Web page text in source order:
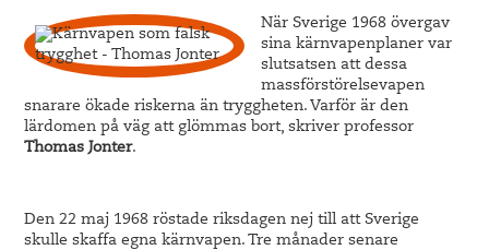
När Sverige 1968 övergav
sina kärnvapenplaner var
slutsatsen att dessa
massförstörelsevapen
snarare ökade riskerna än tryggheten. Varför är den
lärdomen på väg att glömmas bort, skriver professor
Thomas Jonter.
Den 22 maj 1968 röstade riksdagen nej till att Sverige
skulle skaffa egna kärnvapen. Tre månader senare